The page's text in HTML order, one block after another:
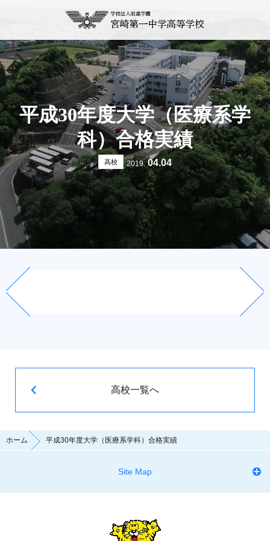
平成30年度大学（医療系学
科）合格実績
高校 2019.04.04
高校一覧へ
ホーム 平成30年度大学（医療系学科）合格実績
Site Map